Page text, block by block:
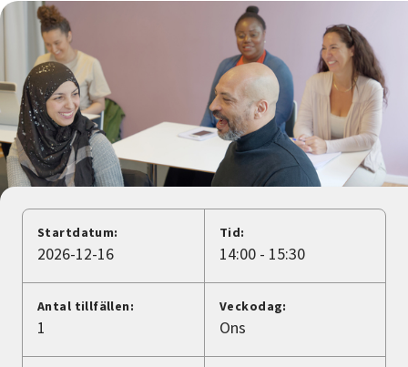
Sök kurser och evenemang
Om SV
Starta studiecirkel
Cirkelledare
Nyheter
Avdelningar
Lyssna
Startdatum:
2026-12-16
Tid:
14:00 - 15:30
Antal tillfällen:
1
Veckodag:
Ons